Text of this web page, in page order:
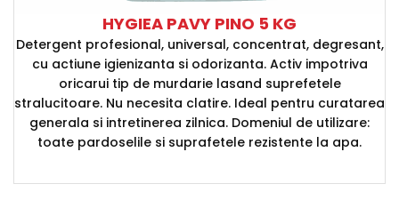
HYGIEA PAVY PINO 5 KG
Detergent profesional, universal, concentrat, degresant,
cu actiune igienizanta si odorizanta. Activ impotriva
oricarui tip de murdarie lasand suprefetele
stralucitoare. Nu necesita clatire. Ideal pentru curatarea
generala si intretinerea zilnica. Domeniul de utilizare:
toate pardoselile si suprafetele rezistente la apa.